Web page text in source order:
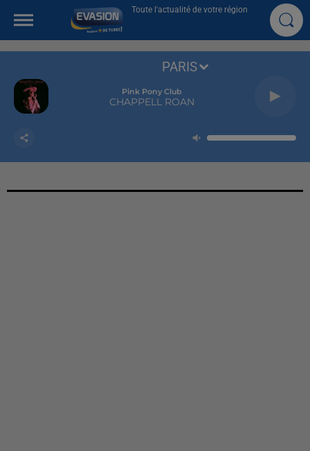
Toute l'actualité de votre région
Pink Pony Club
CHAPPELL ROAN
PARIS